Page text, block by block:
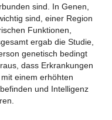
sind. In Genen,
sind, einer Region
Funktionen,
ergab die Studie,
genetisch bedingt
dass Erkrankungen
einem erhöhten
und Intelligenz